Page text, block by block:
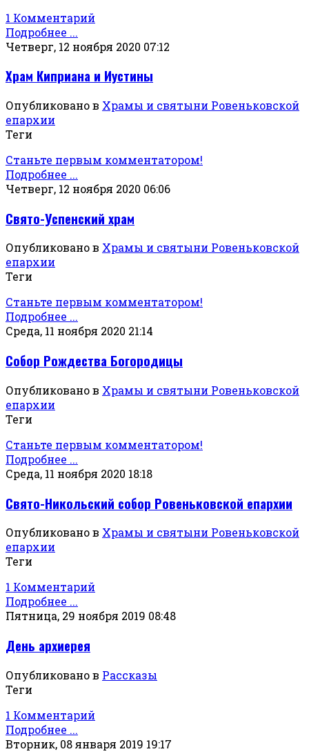
1 Комментарий
Подробнее ...
Четверг, 12 ноября 2020 07:12
Храм Киприана и Иустины
Опубликовано в Храмы и святыни Ровеньковской
епархии
Теги
Станьте первым комментатором!
Подробнее ...
Четверг, 12 ноября 2020 06:06
Свято-Успенский храм
Опубликовано в Храмы и святыни Ровеньковской
епархии
Теги
Станьте первым комментатором!
Подробнее ...
Среда, 11 ноября 2020 21:14
Собор Рождества Богородицы
Опубликовано в Храмы и святыни Ровеньковской
епархии
Теги
Станьте первым комментатором!
Подробнее ...
Среда, 11 ноября 2020 18:18
Свято-Никольский собор Ровеньковской епархии
Опубликовано в Храмы и святыни Ровеньковской
епархии
Теги
1 Комментарий
Подробнее ...
Пятница, 29 ноября 2019 08:48
День архиерея
Опубликовано в Рассказы
Теги
1 Комментарий
Подробнее ...
Вторник, 08 января 2019 19:17